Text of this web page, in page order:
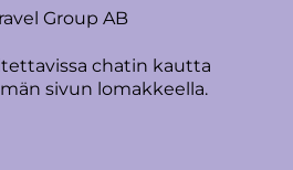
Group AB
chatin kautta
sivun lomakkeella.